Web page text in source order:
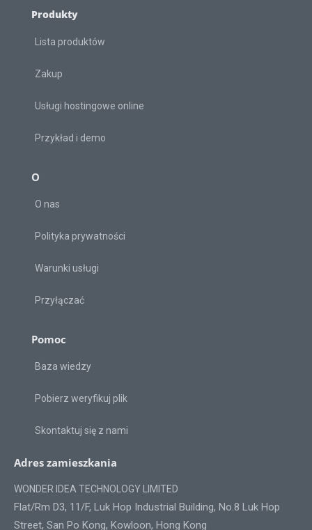
Produkty
Lista produktów
Zakup
Usługi hostingowe online
Przykład i demo
O
O nas
Polityka prywatności
Warunki usługi
Przyłączać
Pomoc
Baza wiedzy
Pobierz weryfikuj plik
Skontaktuj się z nami
Adres zamieszkania
WONDER IDEA TECHNOLOGY LIMITED
Flat/Rm D3, 11/F, Luk Hop Industrial Building, No.8 Luk Hop
Street, San Po Kong, Kowloon, Hong Kong